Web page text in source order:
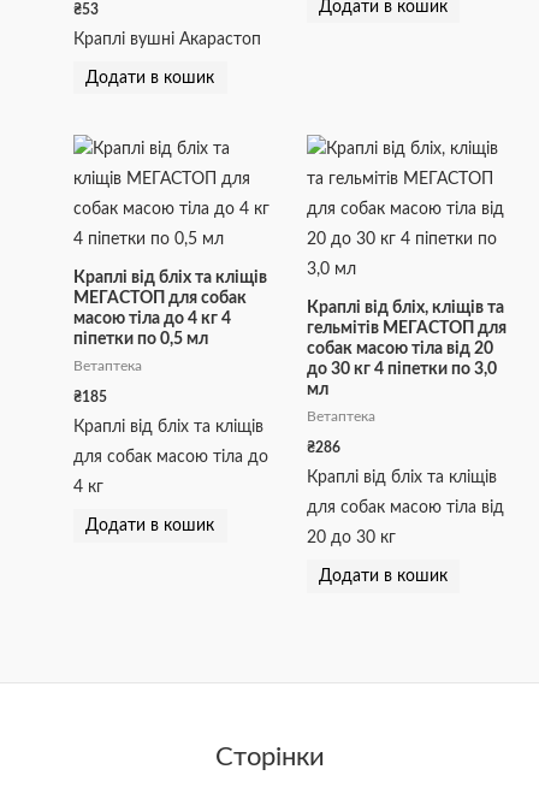
₴53
Краплі вушні Акарастоп
Додати в кошик
Додати в кошик
Краплі від бліх та кліщів
МЕГАСТОП для собак
масою тіла до 4 кг 4
піпетки по 0,5 мл
Ветаптека
₴185
Краплі від бліх та кліщів
для собак масою тіла до
4 кг
Додати в кошик
Краплі від бліх, кліщів та
гельмітів МЕГАСТОП для
собак масою тіла від 20
до 30 кг 4 піпетки по 3,0
мл
Ветаптека
₴286
Краплі від бліх та кліщів
для собак масою тіла від
20 до 30 кг
Додати в кошик
Сторінки